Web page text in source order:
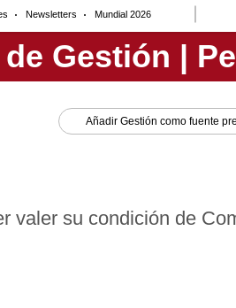
Newsletters Mundial 2026
Añadir Gestión como fuente
valer su condición de